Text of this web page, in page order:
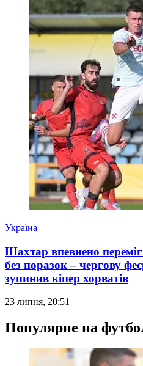
Україна
Шахтар впевнено
без поразок – чергову
зупинив кіпер хорватів
23 липня, 20:51
Популярне на